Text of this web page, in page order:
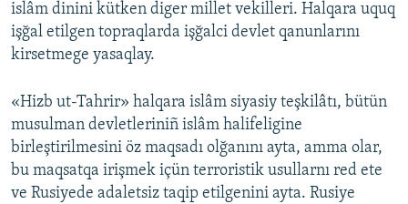
islâm dinini kütken diger millet vekilleri. Halqara uquq
işğal etilgen topraqlarda işğalci devlet qanunlarını
kirsetmege yasaqlay.
«Hizb ut-Tahrir» halqara islâm siyasiy teşkilâtı, bütün
musulman devletleriniñ islâm halifeligine
birleştirilmesini öz maqsadı olğanını ayta, amma olar,
bu maqsatqa irişmek içün terroristik usullarnı red ete
ve Rusiyede adaletsiz taqip etilgenini ayta. Rusiye